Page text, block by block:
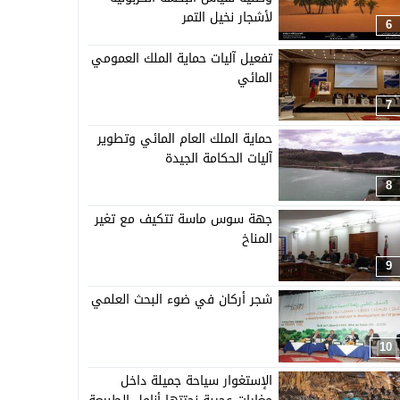
6
لأشجار نخيل التمر
7
تفعيل آليات حماية الملك العمومي
المائي
8
حماية الملك العام المائي وتطوير
آليات الحكامة الجيدة
9
جهة سوس ماسة تتكيف مع تغير
المناخ
10
شجر أركان في ضوء البحث العلمي
الإستغوار سياحة جميلة داخل